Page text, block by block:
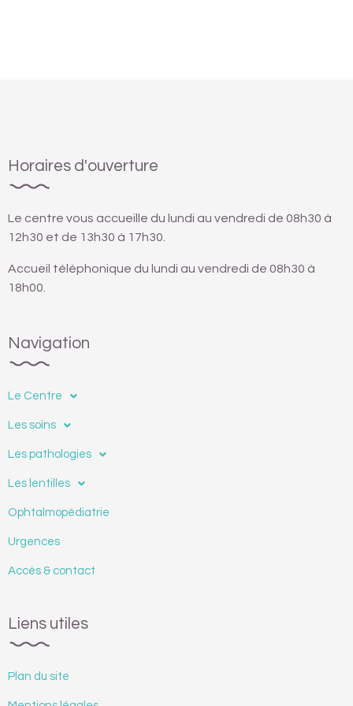
Horaires d'ouverture
Le centre vous accueille du lundi au vendredi de 08h30 à
12h30 et de 13h30 à 17h30.
Accueil téléphonique du lundi au vendredi de 08h30 à
18h00.
Navigation
Le Centre
Les soins
Les pathologies
Les lentilles
Ophtalmopédiatrie
Urgences
Accès & contact
Liens utiles
Plan du site